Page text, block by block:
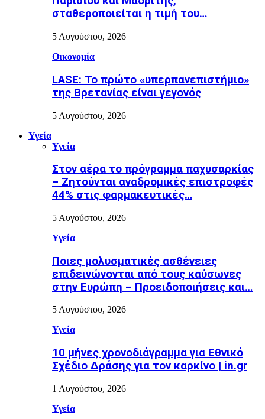
σταθεροποιείται η τιμή του…
5 Αυγούστου, 2026
Οικονομία
LASE: Το πρώτο «υπερπανεπιστήμιο»
της Βρετανίας είναι γεγονός
5 Αυγούστου, 2026
Υγεία
Υγεία
Στον αέρα το πρόγραμμα παχυσαρκίας
– Ζητούνται αναδρομικές επιστροφές
44% στις φαρμακευτικές…
5 Αυγούστου, 2026
Υγεία
Ποιες μολυσματικές ασθένειες
επιδεινώνονται από τους καύσωνες
στην Ευρώπη – Προειδοποιήσεις και…
5 Αυγούστου, 2026
Υγεία
10 μήνες χρονοδιάγραμμα για Εθνικό
Σχέδιο Δράσης για τον καρκίνο | in.gr
1 Αυγούστου, 2026
Υγεία